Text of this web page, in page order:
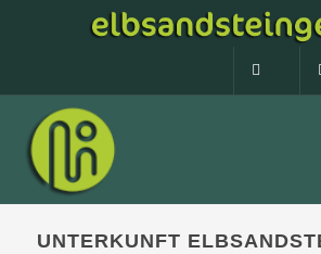
UNTERKUNFT